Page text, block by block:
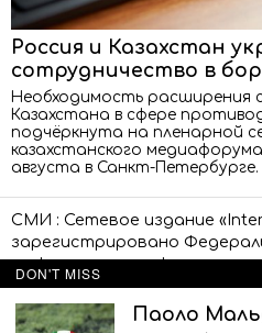
Россия и Казахстан
сотрудничество в
Необходимость расширения
Казахстана в сфере
подчёркнута на пленарной
казахстанского
августа в Санкт-Петербурге.
СМИ : Сетевое издание
зарегистрировано
в сфере связи,
массовых коммуникаций
номером ЭЛ № ФС 77 – 86873.
DON'T MISS
Паоло